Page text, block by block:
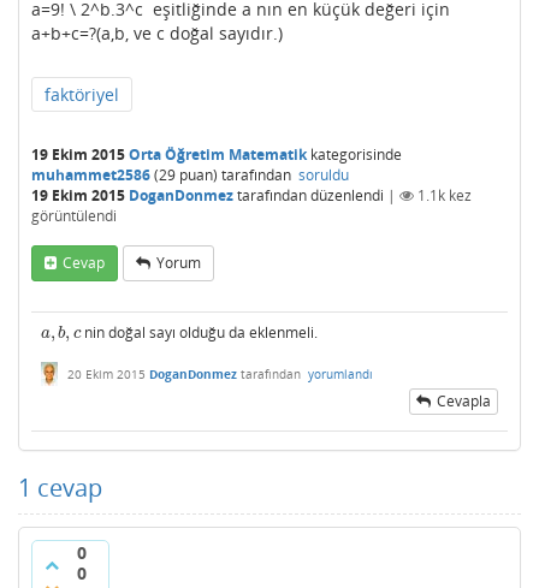
a=9! \ 2^b.3^c eşitliğinde a nın en küçük değeri için
a+b+c=?(a,b, ve c doğal sayıdır.)
faktöriyel
19 Ekim 2015Orta Öğretim Matematikkategorisinde
muhammet2586(29 puan) tarafından soruldu
19 Ekim 2015 DoganDonmeztarafındandüzenlendi | 1.1k kez
görüntülendi
Cevap Yorum
a, b, c
a,b,c nin doğal sayı olduğu da eklenmeli.
20 Ekim 2015 DoganDonmez tarafından yorumlandı
Cevapla
1 cevap
0
0